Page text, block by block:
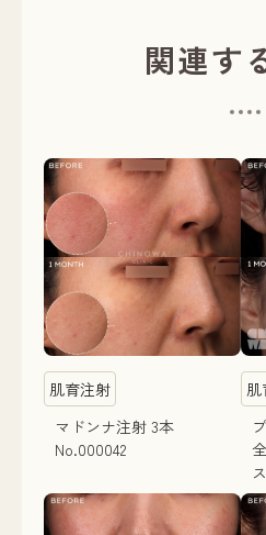
関連す
肌育注射
マドンナ注射 3本
No.000042